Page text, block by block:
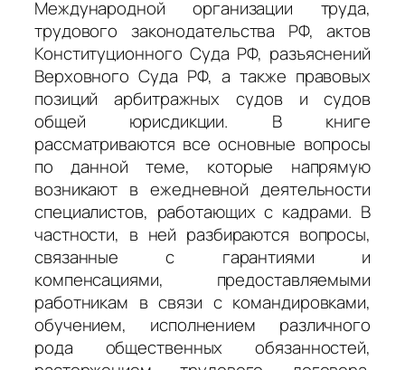
Международной организации труда,
трудового законодательства РФ, актов
Конституционного Суда РФ, разъяснений
Верховного Суда РФ, а также правовых
позиций арбитражных судов и судов
общей юрисдикции. В книге
рассматриваются все основные вопросы
по данной теме, которые напрямую
возникают в ежедневной деятельности
специалистов, работающих с кадрами. В
частности, в ней разбираются вопросы,
связанные с гарантиями и
компенсациями, предоставляемыми
работникам в связи с командировками,
обучением, исполнением различного
рода общественных обязанностей,